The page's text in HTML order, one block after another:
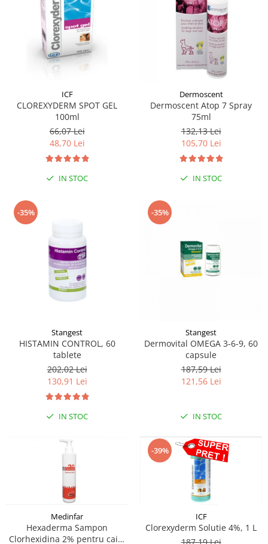
ICF
CLOREXYDERM SPOT GEL
100ml
66,07 Lei
48,70 Lei
IN STOC
Dermoscent
Dermoscent Atop 7 Spray
75ml
132,13 Lei
105,70 Lei
IN STOC
-35%
Stangest
HISTAMIN CONTROL, 60
tablete
202,02 Lei
130,91 Lei
IN STOC
-35%
Stangest
Dermovital OMEGA 3-6-9, 60
capsule
187,59 Lei
121,56 Lei
IN STOC
Medinfar
Hexaderma Sampon
Clorhexidina 2% pentru caini
-39%
ICF
Clorexyderm Solutie 4%, 1 L